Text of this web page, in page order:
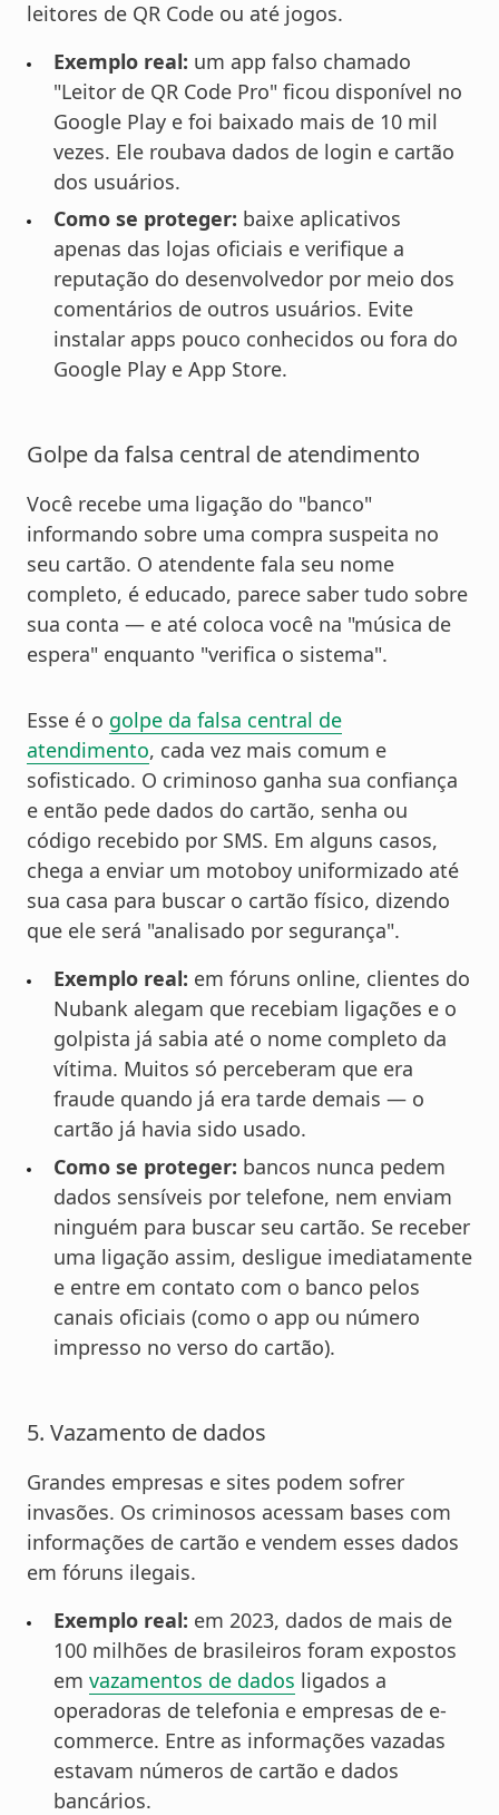
leitores de QR Code ou até jogos.
Exemplo real: um app falso chamado
"Leitor de QR Code Pro" ficou disponível no
Google Play e foi baixado mais de 10 mil
vezes. Ele roubava dados de login e cartão
dos usuários.
Como se proteger: baixe aplicativos
apenas das lojas oficiais e verifique a
reputação do desenvolvedor por meio dos
comentários de outros usuários. Evite
instalar apps pouco conhecidos ou fora do
Google Play e App Store.
Golpe da falsa central de atendimento
Você recebe uma ligação do "banco"
informando sobre uma compra suspeita no
seu cartão. O atendente fala seu nome
completo, é educado, parece saber tudo sobre
sua conta — e até coloca você na "música de
espera" enquanto "verifica o sistema".
Esse é o golpe da falsa central de
atendimento, cada vez mais comum e
sofisticado. O criminoso ganha sua confiança
e então pede dados do cartão, senha ou
código recebido por SMS. Em alguns casos,
chega a enviar um motoboy uniformizado até
sua casa para buscar o cartão físico, dizendo
que ele será "analisado por segurança".
Exemplo real: em fóruns online, clientes do
Nubank alegam que recebiam ligações e o
golpista já sabia até o nome completo da
vítima. Muitos só perceberam que era
fraude quando já era tarde demais — o
cartão já havia sido usado.
Como se proteger: bancos nunca pedem
dados sensíveis por telefone, nem enviam
ninguém para buscar seu cartão. Se receber
uma ligação assim, desligue imediatamente
e entre em contato com o banco pelos
canais oficiais (como o app ou número
impresso no verso do cartão).
5. Vazamento de dados
Grandes empresas e sites podem sofrer
invasões. Os criminosos acessam bases com
informações de cartão e vendem esses dados
em fóruns ilegais.
Exemplo real: em 2023, dados de mais de
100 milhões de brasileiros foram expostos
em vazamentos de dados ligados a
operadoras de telefonia e empresas de e-
commerce. Entre as informações vazadas
estavam números de cartão e dados
bancários.